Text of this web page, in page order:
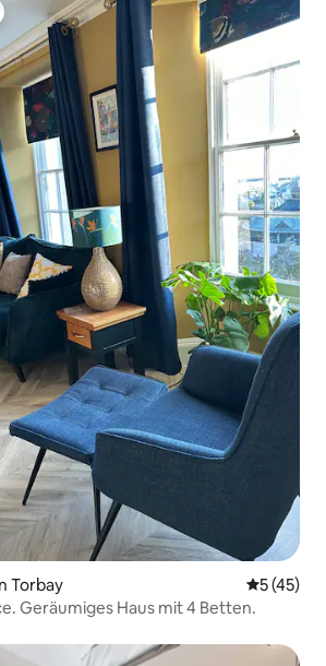
Torbay
5 (45)
Geräumiges Haus mit 4 Betten.